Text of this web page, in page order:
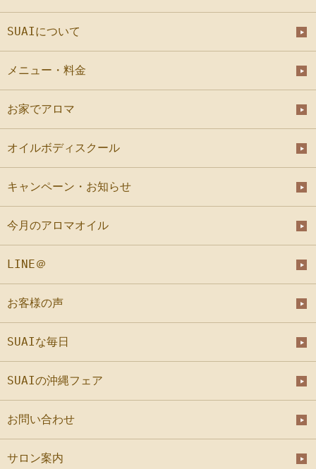
SUAIについて
メニュー・料金
お家でアロマ
オイルボディスクール
キャンペーン・お知らせ
今月のアロマオイル
LINE＠
お客様の声
SUAIな毎日
SUAIの沖縄フェア
お問い合わせ
サロン案内